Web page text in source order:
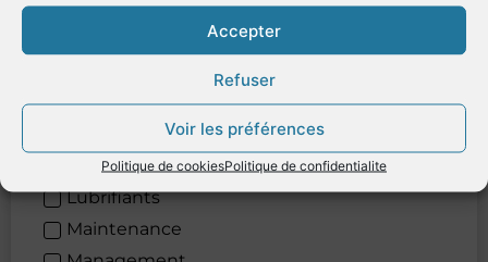
Accepter
Refuser
Voir les préférences
Politique de cookiesPolitique de confidentialite
Informatique
Lignage laser
Location de véhicules
Logistique
Lubrifiants
Maintenance